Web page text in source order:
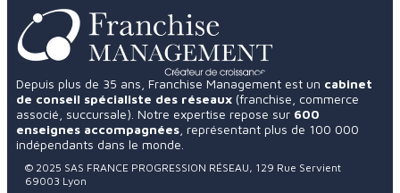
Depuis plus de 35 ans, Franchise Management est un cabinet
de conseil spécialiste des réseaux (franchise, commerce
associé, succursale). Notre expertise repose sur 600
enseignes accompagnées , représentant plus de 100 000
indépendants dans le monde.